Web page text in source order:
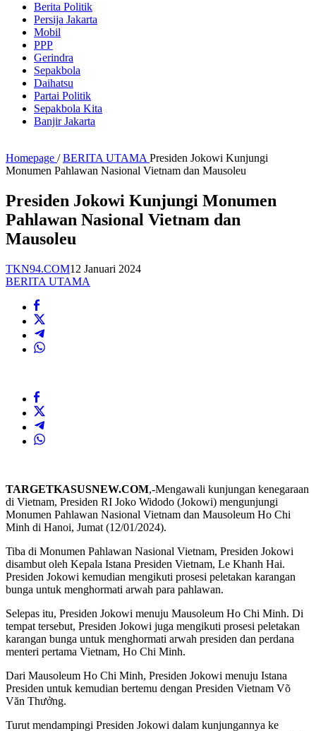
Berita Politik
Persija Jakarta
Mobil
PPP
Gerindra
Sepakbola
Daihatsu
Partai Politik
Sepakbola Kita
Banjir Jakarta
Homepage / BERITA UTAMA Presiden Jokowi Kunjungi
Monumen Pahlawan Nasional Vietnam dan Mausoleu
Presiden Jokowi Kunjungi Monumen
Pahlawan Nasional Vietnam dan
Mausoleu
TKN94.COM12 Januari 2024
BERITA UTAMA
TARGETKASUSNEW.COM,-Mengawali kunjungan kenegaraan
di Vietnam, Presiden RI Joko Widodo (Jokowi) mengunjungi
Monumen Pahlawan Nasional Vietnam dan Mausoleum Ho Chi
Minh di Hanoi, Jumat (12/01/2024).
Tiba di Monumen Pahlawan Nasional Vietnam, Presiden Jokowi
disambut oleh Kepala Istana Presiden Vietnam, Le Khanh Hai.
Presiden Jokowi kemudian mengikuti prosesi peletakan karangan
bunga untuk menghormati arwah para pahlawan.
Selepas itu, Presiden Jokowi menuju Mausoleum Ho Chi Minh. Di
tempat tersebut, Presiden Jokowi juga mengikuti prosesi peletakan
karangan bunga untuk menghormati arwah presiden dan perdana
menteri pertama Vietnam, Ho Chi Minh.
Dari Mausoleum Ho Chi Minh, Presiden Jokowi menuju Istana
Presiden untuk kemudian bertemu dengan Presiden Vietnam Võ
Văn Thưởng.
Turut mendampingi Presiden Jokowi dalam kunjungannya ke